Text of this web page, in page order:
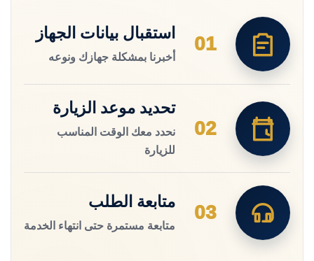
01
استقبال بيانات الجهاز
أخبرنا بمشكلة جهازك ونوعه
02
تحديد موعد الزيارة
نحدد معك الوقت المناسب
للزيارة
03
متابعة الطلب
متابعة مستمرة حتى انتهاء الخدمة